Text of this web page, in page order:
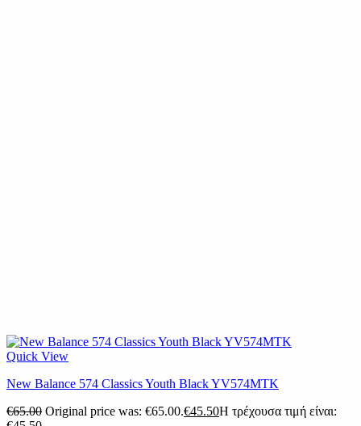
Quick View
New Balance 574 Classics Youth Black YV574MTK
€65.00 Original price was: €65.00.€45.50Η τρέχουσα τιμή είναι: